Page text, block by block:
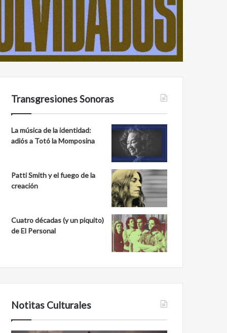
Transgresiones Sonoras
La música de la identidad:
adiós a Totó la Momposina
Patti Smith y el fuego de la
creación
Cuatro décadas (y un piquito)
de El Personal
Notitas Culturales